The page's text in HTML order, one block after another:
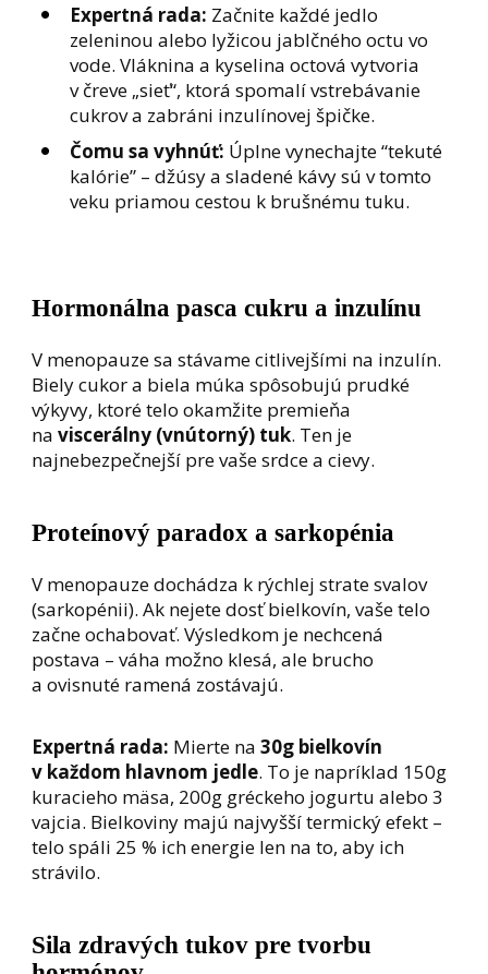
Expertná rada: Začnite každé jedlo
zeleninou alebo lyžicou jablčného octu vo
vode. Vláknina a kyselina octová vytvoria
v čreve „sieť“, ktorá spomalí vstrebávanie
cukrov a zabráni inzulínovej špičke.
Čomu sa vyhnúť: Úplne vynechajte “tekuté
kalórie” – džúsy a sladené kávy sú v tomto
veku priamou cestou k brušnému tuku.
Hormonálna pasca cukru a inzulínu
V menopauze sa stávame citlivejšími na inzulín.
Biely cukor a biela múka spôsobujú prudké
výkyvy, ktoré telo okamžite premieňa
naviscerálny (vnútorný) tuk. Ten je
najnebezpečnejší pre vaše srdce a cievy.
Proteínový paradox a sarkopénia
V menopauze dochádza k rýchlej strate svalov
(sarkopénii). Ak nejete dosť bielkovín, vaše telo
začne ochabovať. Výsledkom je nechcená
postava – váha možno klesá, ale brucho
a ovisnuté ramená zostávajú.
Expertná rada: Mierte na30g bielkovín
v každom hlavnom jedle. To je napríklad 150g
kuracieho mäsa, 200g gréckeho jogurtu alebo 3
vajcia. Bielkoviny majú najvyšší termický efekt –
telo spáli 25 % ich energie len na to, aby ich
strávilo.
Sila zdravých tukov pre tvorbu